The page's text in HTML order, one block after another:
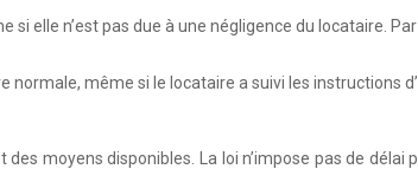
elle n’est pas due à une négligence du locataire.
même si le locataire a suivi les instructions
moyens disponibles. La loi n’impose pas de délai